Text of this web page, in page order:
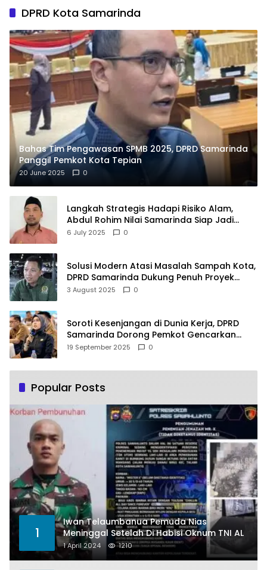
DPRD Kota Samarinda
Bahas Tim Pengawasan SPMB 2025, DPRD Samarinda
Panggil Pemkot Kota Tepian
20 June 2025 0
Langkah Strategis Hadapi Risiko Alam,
Abdul Rohim Nilai Samarinda Siap Jadi
Pusat Logistik Bencana Kalimantan
6 July 2025 0
Solusi Modern Atasi Masalah Sampah Kota,
DPRD Samarinda Dukung Penuh Proyek
PLTSA
3 August 2025 0
Soroti Kesenjangan di Dunia Kerja, DPRD
Samarinda Dorong Pemkot Gencarkan
Pemberdayaan Perempuan
19 September 2025 0
Popular Posts
1
Iwan Telaumbanua Pemuda Nias
Meninggal Setelah Di Habisi Oknum TNI AL
1 April 2024 1210